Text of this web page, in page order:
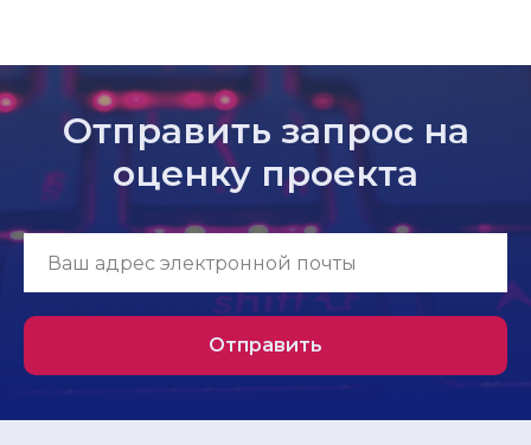
Отправить запрос на
оценку проекта
Отправить